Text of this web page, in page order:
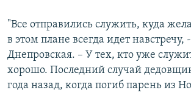
"Все отправились служить, куда
в этом плане всегда идет навстречу,
Днепровская. – У тех, кто уже
хорошо. Последний случай
года назад, когда погиб парень из